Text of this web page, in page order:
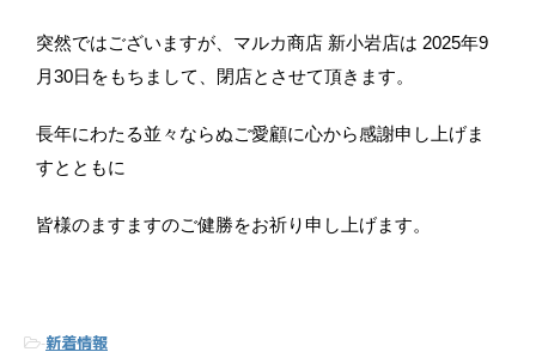
突然ではございますが、マルカ商店 新小岩店は 2025年9
月30日をもちまして、閉店とさせて頂きます。
長年にわたる並々ならぬご愛顧に心から感謝申し上げま
すとともに
皆様のますますのご健勝をお祈り申し上げます。
-新着情報